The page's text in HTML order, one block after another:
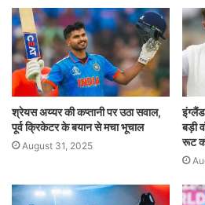
श्रेयस अय्यर की कप्तानी पर उठा सवाल,
पूर्व क्रिकेटर के बयान से मचा भूचाल
August 31, 2025
बड़ी
रूट